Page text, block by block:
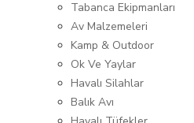
Tabanca Ekipmanları
Av Malzemeleri
Kamp & Outdoor
Ok Ve Yaylar
Havalı Silahlar
Balık Avı